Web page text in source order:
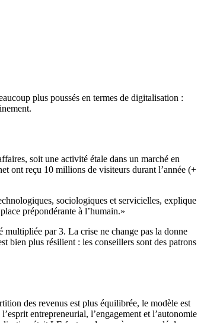
plus poussés en termes de digitalisation :
soit une activité étale dans un marché en
ont reçu 10 millions de visiteurs durant l’année (+
sociologiques et servicielles, explique
prépondérante à l’humain.»
par 3. La crise ne change pas la donne
bien plus résilient : les conseillers sont des patrons
des revenus est plus équilibrée, le modèle est
entrepreneurial, l’engagement et l’autonomie